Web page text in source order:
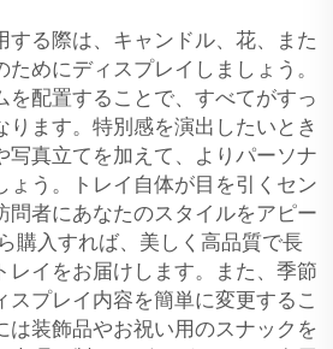
する際は、キャンドル、花、また
めにディスプレイしましょう。
を配置することで、すべてがすっ
ります。特別感を演出したいとき
写真立てを加えて、よりパーソナ
ょう。トレイ自体が目を引くセン
問者にあなたのスタイルをアピー
購入すれば、美しく高品質で長
レイをお届けします。また、季節
スプレイ内容を簡単に変更するこ
は装飾品やお祝い用のスナックを